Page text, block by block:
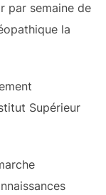
par semaine de
la
Supérieur